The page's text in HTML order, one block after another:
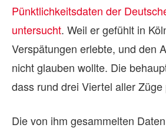
Pünktlichkeitsdaten der
untersucht. Weil er gefühlt in
Verspätungen erlebte, und den
nicht glauben wollte. Die
dass rund drei Viertel aller
Die von ihm gesammelten